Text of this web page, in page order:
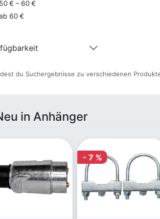
50 € – 60 €
60 €
du Suchergebnisse zu verschiedenen
in Anhänger
- 7 %